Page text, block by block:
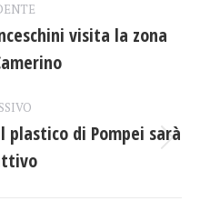
visita la zona
plastico di Pompei sarà